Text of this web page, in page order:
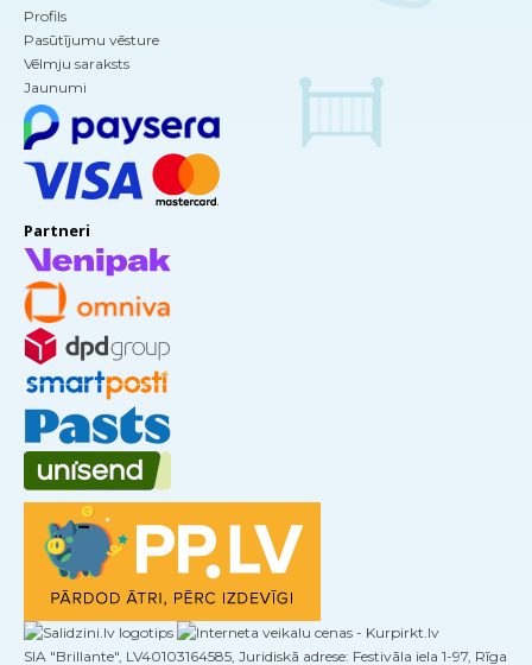
Profils
Pasūtījumu vēsture
Vēlmju saraksts
Jaunumi
Partneri
SIA "Brillante", LV40103164585, Juridiskā adrese: Festivāla iela 1-97, Rīga